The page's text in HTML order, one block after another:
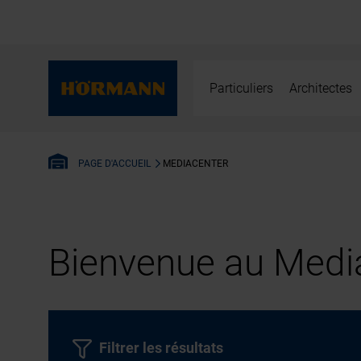
Particuliers Architectes
PAGE D'ACCUEIL MEDIACENTER
Bienvenue au
Filtrer les résultats